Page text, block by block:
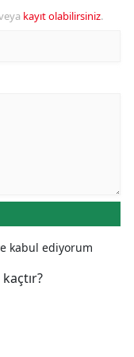
kayıt olabilirsiniz.
kabul ediyorum